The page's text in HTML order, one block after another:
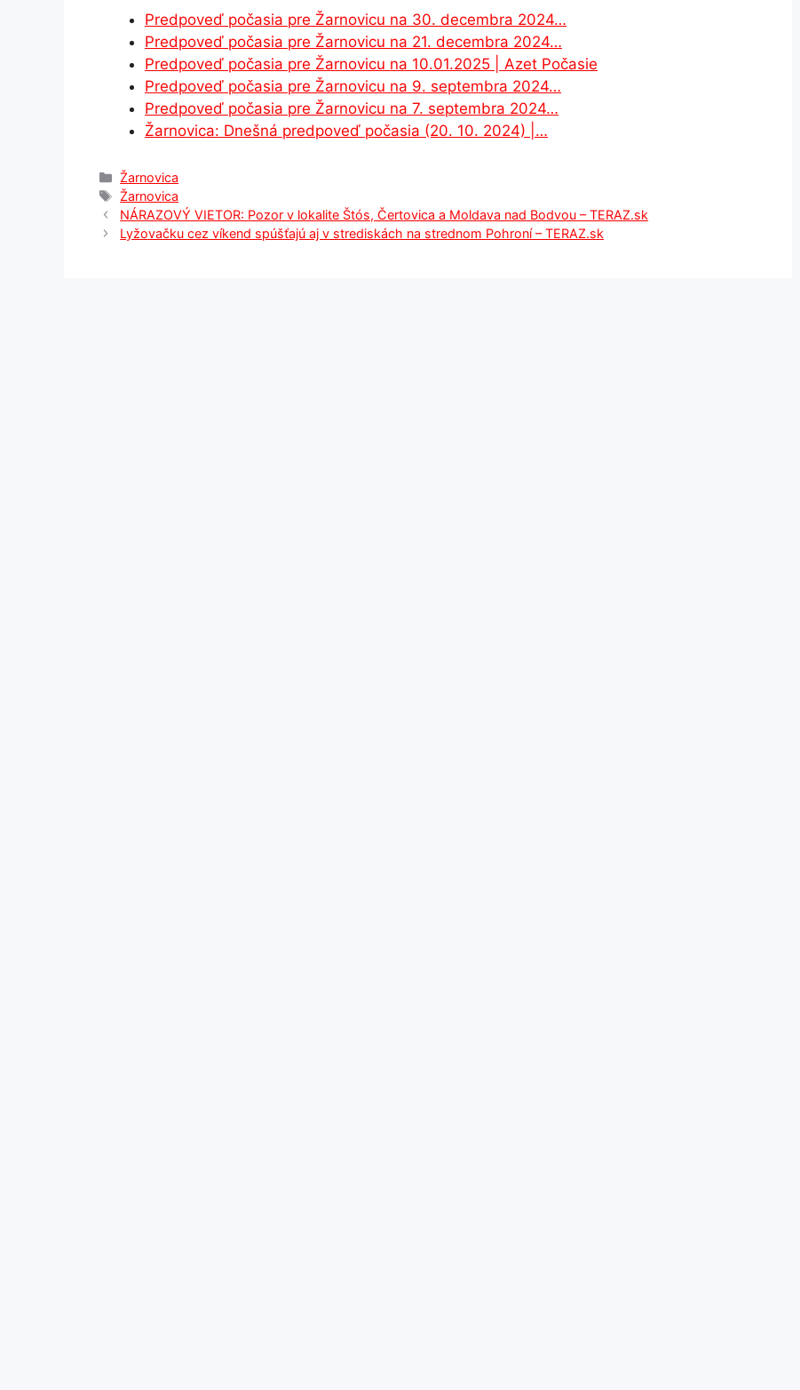
b
o
o
k
e
n
g
er
A
p
p
dI
n
a
m
Predpoveď počasia pre Žarnovicu na 30. decembra 2024…
Predpoveď počasia pre Žarnovicu na 21. decembra 2024…
Predpoveď počasia pre Žarnovicu na 10.01.2025 | Azet Počasie
Predpoveď počasia pre Žarnovicu na 9. septembra 2024…
Predpoveď počasia pre Žarnovicu na 7. septembra 2024…
Žarnovica: Dnešná predpoveď počasia (20. 10. 2024) |…
Kategórie
Žarnovica
Značky
Žarnovica
NÁRAZOVÝ VIETOR: Pozor v lokalite Štós, Čertovica a Moldava nad Bodvou – TERAZ.sk
Lyžovačku cez víkend spúšťajú aj v strediskách na strednom Pohroní – TERAZ.sk